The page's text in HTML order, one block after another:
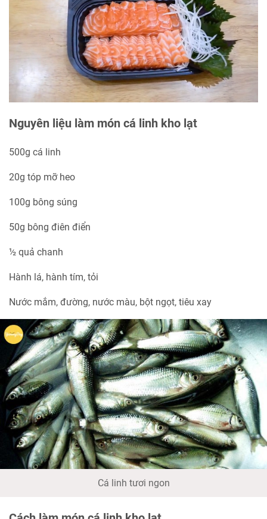
Nguyên liệu làm món cá linh kho lạt
500g cá linh
20g tóp mỡ heo
100g bông súng
50g bông điên điển
½ quả chanh
Hành lá, hành tím, tỏi
Nước mắm, đường, nước màu, bột ngọt, tiêu xay
Cá linh tươi ngon